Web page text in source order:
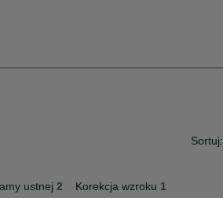
Sortuj:
ustnej 2 Korekcja wzroku 1